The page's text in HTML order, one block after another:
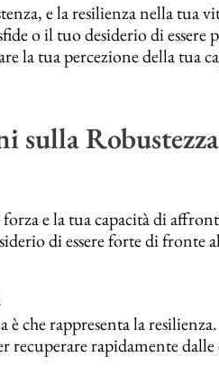
e la resilienza nella tua
o il tuo desiderio di essere
la tua percezione della tua
sulla Robustezza
e la tua capacità di
di essere forte di fronte
che rappresenta la
recuperare rapidamente